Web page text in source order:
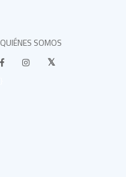
QUIÉNES SOMOS